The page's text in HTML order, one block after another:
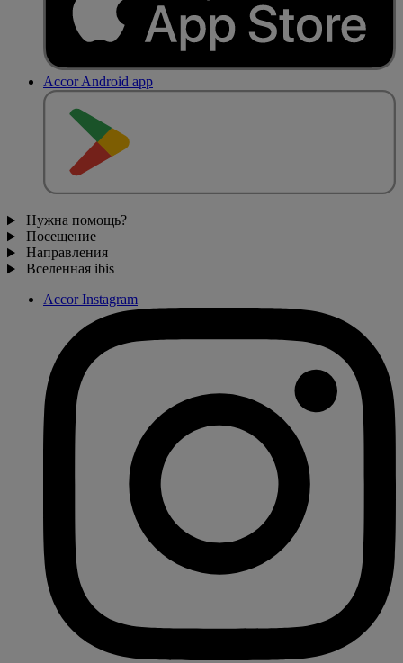
Accor Android app
Нужна помощь?
Посещение
Направления
Вселенная ibis
Accor Instagram